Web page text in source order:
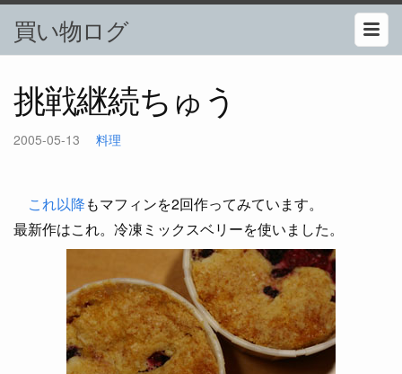
買い物ログ
挑戦継続ちゅう
2005-05-13 料理
これ以降もマフィンを2回作ってみています。
最新作はこれ。冷凍ミックスベリーを使いました。